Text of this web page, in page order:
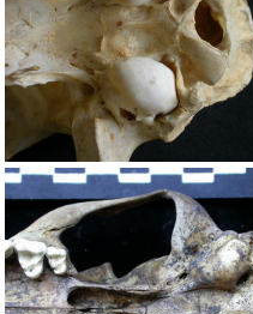
Crâne : vue ventrale